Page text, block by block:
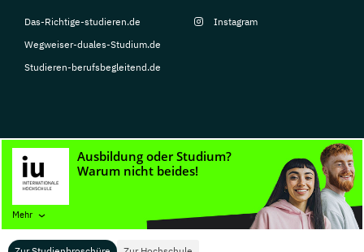
Mehr
Das-Richtige-studieren.de
Wegweiser-duales-Studium.de
Studieren-berufsbegleitend.de
Instagram
© Copyright 2026, TarGroup Media GmbH
Nutzungsbedingungen